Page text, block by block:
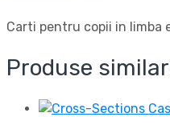
Carti pentru copii in limba
Produse